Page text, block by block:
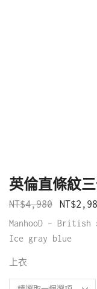
英倫直條紋
NT$4,980 NT$
ManhooD –
Ice gray blue
上衣